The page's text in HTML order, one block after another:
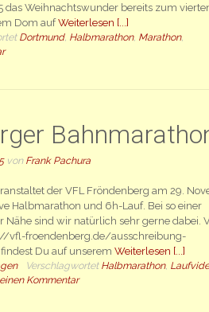
das Weihnachtswunder bereits zum
Dom aufWeiterlesen [...]
Dortmund, Halbmarathon, Marathon,
von Frank Pachura
der VFL Fröndenberg am 29.
Halbmarathon und 6h-Lauf. Bei so einer
sind wir natürlich sehr gerne dabei.
vfl-froendenberg.de/ausschreibung-
Du auf unseremWeiterlesen [...]
Verschlagwortet Halbmarathon,
Kommentar